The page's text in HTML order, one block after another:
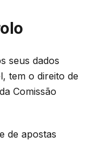
seus dados
tem o direito de
Comissão
de apostas